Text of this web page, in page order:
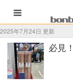
2025年7月24日 更新
必見